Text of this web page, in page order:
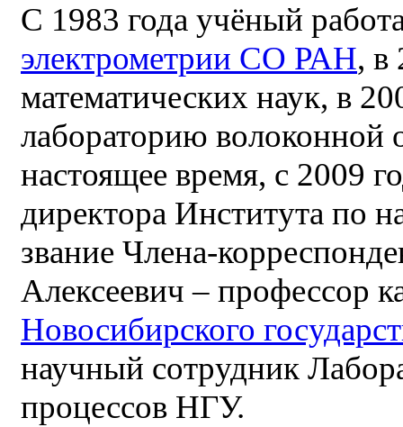
С 1983 года учёный
электрометрии СО РАН, в
математических наук, в
лабораторию волоконной
настоящее время, с 2009
директора Института по
звание Члена-
Алексеевич – профессор
Новосибирского
научный сотрудник
процессов НГУ.